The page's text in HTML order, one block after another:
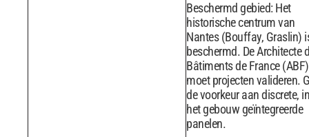
Beschermd gebied: Het
historische centrum van
Nantes (Bouffay, Graslin)
beschermd. De Architecte
Bâtiments de France (ABF)
moet projecten valideren.
de voorkeur aan discrete, in
het gebouw geïntegreerde
panelen.